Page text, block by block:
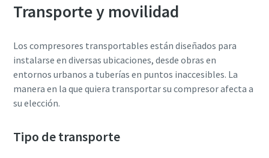
Transporte y movilidad
Los compresores transportables están diseñados para
instalarse en diversas ubicaciones, desde obras en
entornos urbanos a tuberías en puntos inaccesibles. La
manera en la que quiera transportar su compresor afecta a
su elección.
Tipo de transporte